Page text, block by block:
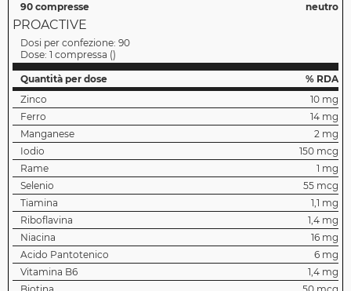
90 compresse neutro
PROACTIVE
Dosi per confezione: 90
Dose: 1 compressa ()
Quantità per dose
% RDA
Zinco
10 mg
Ferro
14 mg
Manganese
2 mg
Iodio
150 mcg
Rame
1 mg
Selenio
55 mcg
Tiamina
1,1 mg
Riboflavina
1,4 mg
Niacina
16 mg
Acido Pantotenico
6 mg
Vitamina B6
1,4 mg